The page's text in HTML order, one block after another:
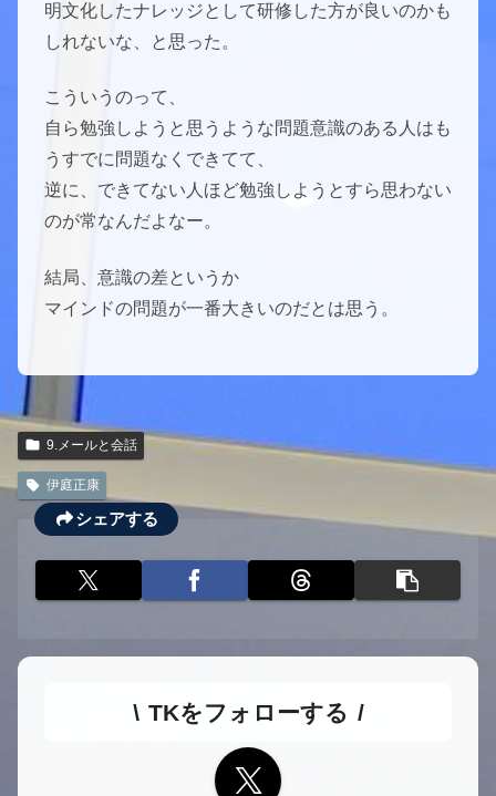
明文化したナレッジとして研修した方が良いのかも
しれないな、と思った。
こういうのって、
自ら勉強しようと思うような問題意識のある人はも
うすでに問題なくできてて、
逆に、できてない人ほど勉強しようとすら思わない
のが常なんだよなー。
結局、意識の差というか
マインドの問題が一番大きいのだとは思う。
9.メールと会話
伊庭正康
シェアする
TKをフォローする